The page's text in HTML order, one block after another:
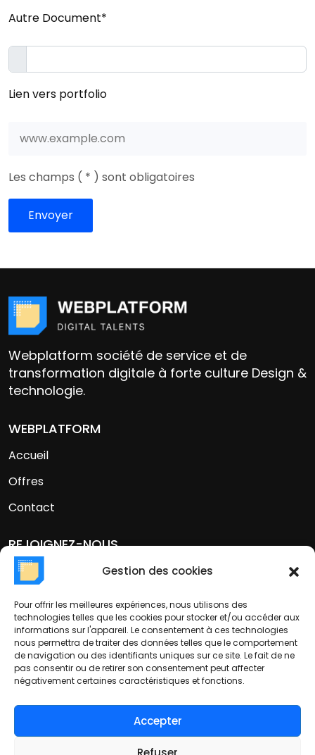
Gestion des cookies
Pour offrir les meilleures expériences, nous utilisons des
technologies telles que les cookies pour stocker et/ou accéder aux
informations sur l'appareil. Le consentement à ces technologies
nous permettra de traiter des données telles que le comportement
de navigation ou des identifiants uniques sur ce site. Le fait de ne
pas consentir ou de retirer son consentement peut affecter
négativement certaines caractéristiques et fonctions.
Accepter
Autre Document*
Lien vers portfolio
Les champs ( * ) sont obligatoires
Webplatform société de service et de
transformation digitale à forte culture Design &
technologie.
WEBPLATFORM
Accueil
Offres
Contact
REJOIGNEZ-NOUS
Linkedin
CONTACT
Email:contact@web-platform.eu
Téléphone:+33 189 162 989
Adresse: 38 Rue Dunois Paris, Île-de-France 75013
France